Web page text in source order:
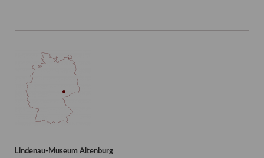
Lindenau-Museum Altenburg